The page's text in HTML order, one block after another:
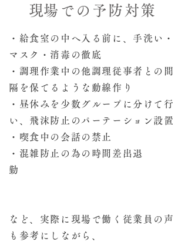
​現場での予防対策
・給食室の中へ入る前に、手洗い・
マスク・消毒の徹底
・調理作業中の他調理従事者との間
隔を保てるような動線作り
・昼休みを少数グループに分けて行
い、飛沫防止のパーテーション設置
・喫食中の会話の禁止
・混雑防止の為の時間差出退
勤
など、実際に現場で働く従業員の声
も参考にしながら、